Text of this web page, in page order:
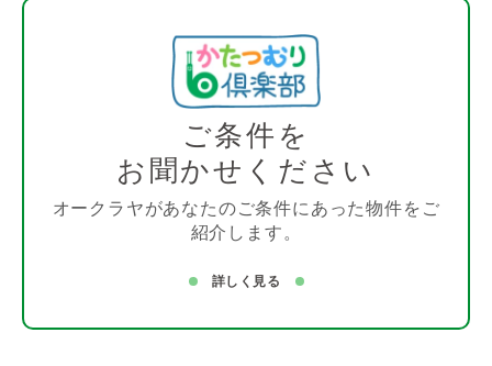
ご条件を
お聞かせください
オークラヤがあなたのご条件にあった物件をご
紹介します。
詳しく見る